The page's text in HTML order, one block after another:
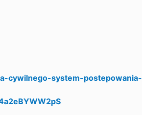
cywilnego-system-postepowania-